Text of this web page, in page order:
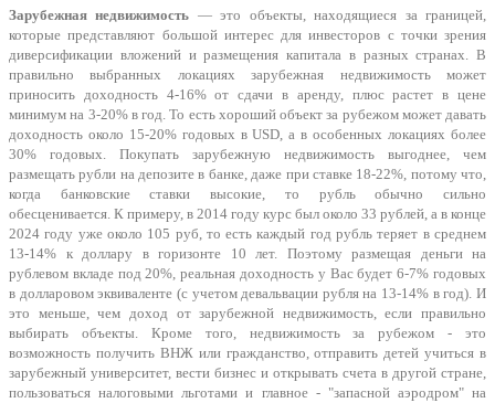
Зарубежная недвижимость — это объекты, находящиеся за границей,
которые представляют большой интерес для инвесторов с точки зрения
диверсификации вложений и размещения капитала в разных странах. В
правильно выбранных локациях зарубежная недвижимость может
приносить доходность 4-16% от сдачи в аренду, плюс растет в цене
минимум на 3-20% в год. То есть хороший объект за рубежом может давать
доходность около 15-20% годовых в USD, а в особенных локациях более
30% годовых. Покупать зарубежную недвижимость выгоднее, чем
размещать рубли на депозите в банке, даже при ставке 18-22%, потому что,
когда банковские ставки высокие, то рубль обычно сильно
обесценивается. К примеру, в 2014 году курс был около 33 рублей, а в конце
2024 году уже около 105 руб, то есть каждый год рубль теряет в среднем
13-14% к доллару в горизонте 10 лет. Поэтому размещая деньги на
рублевом вкладе под 20%, реальная доходность у Вас будет 6-7% годовых
в долларовом эквиваленте (с учетом девальвации рубля на 13-14% в год). И
это меньше, чем доход от зарубежной недвижимость, если правильно
выбирать объекты. Кроме того, недвижимость за рубежом - это
возможность получить ВНЖ или гражданство, отправить детей учиться в
зарубежный университет, вести бизнес и открывать счета в другой стране,
пользоваться налоговыми льготами и главное - "запасной аэродром" на